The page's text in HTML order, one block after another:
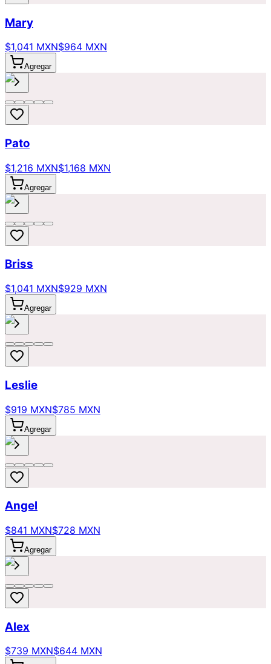
Mary
$1,041 MXN$964 MXN
Agregar
Pato
$1,216 MXN$1,168 MXN
Agregar
Briss
$1,041 MXN$929 MXN
Agregar
Leslie
$919 MXN$785 MXN
Agregar
Angel
$841 MXN$728 MXN
Agregar
Alex
$739 MXN$644 MXN